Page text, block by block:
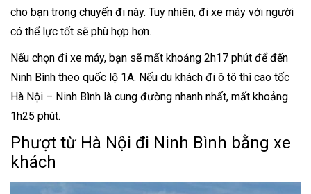
cho bạn trong chuyến đi này. Tuy nhiên, đi xe máy với người
có thể lực tốt sẽ phù hợp hơn.
Nếu chọn đi xe máy, bạn sẽ mất khoảng 2h17 phút để đến
Ninh Bình theo quốc lộ 1A. Nếu du khách đi ô tô thì cao tốc
Hà Nội – Ninh Bình là cung đường nhanh nhất, mất khoảng
1h25 phút.
Phượt từ Hà Nội đi Ninh Bình bằng xe
khách